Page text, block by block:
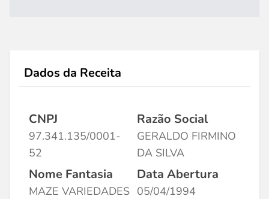
Dados da Receita
CNPJ
97.341.135/0001-
52
Razão Social
GERALDO FIRMINO
DA SILVA
Nome Fantasia
MAZE VARIEDADES
Data Abertura
05/04/1994